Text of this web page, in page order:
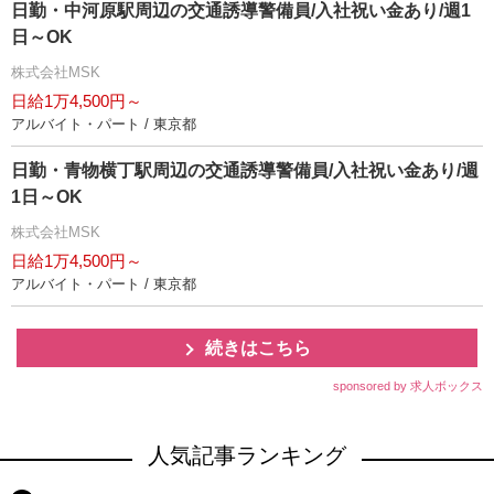
日勤・中河原駅周辺の交通誘導警備員/入社祝い金あり/週1
日～OK
株式会社MSK
日給1万4,500円～
アルバイト・パート / 東京都
日勤・青物横丁駅周辺の交通誘導警備員/入社祝い金あり/週
1日～OK
株式会社MSK
日給1万4,500円～
アルバイト・パート / 東京都
続きはこちら
sponsored by 求人ボックス
人気記事ランキング